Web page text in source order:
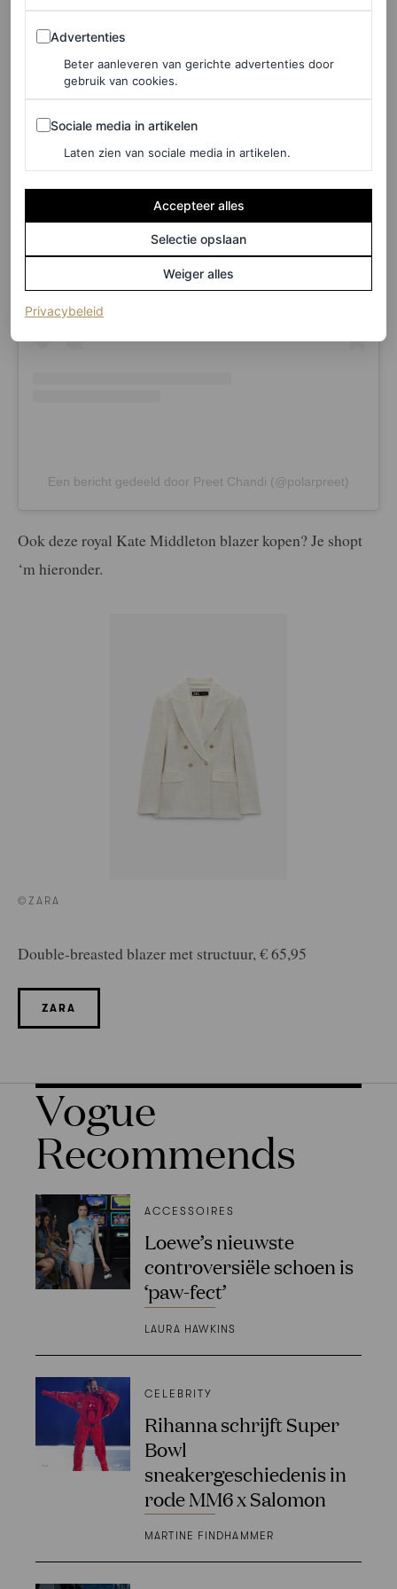
Dit bericht op Instagram bekijken
Een bericht gedeeld door Preet Chandi (@polarpreet)
Ook deze royal Kate Middleton blazer kopen? Je shopt
‘m hieronder.
©ZARA
Double-breasted blazer met structuur, € 65,95
ZARA
Vogue
Recommends
ACCESSOIRES
Loewe’s nieuwste
controversiële schoen is
‘paw-fect’
LAURA HAWKINS
CELEBRITY
Rihanna schrijft Super
Bowl
sneakergeschiedenis in
rode MM6 x Salomon
MARTINE FINDHAMMER
Advertenties
Advertenties
Beter aanleveren van gerichte advertenties door
gebruik van cookies.
Sociale media in artikelen
Sociale media in artikelen
Laten zien van sociale media in artikelen.
Accepteer alles
Selectie opslaan
Weiger alles
Privacybeleid